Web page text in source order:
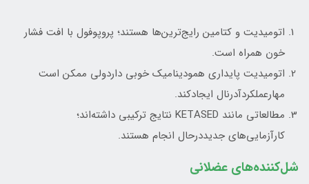
اتومیدیت و کتامین رایج‌ترین‌ها هستند؛ پروپوفول با افت فشار
خون همراه است.
اتومیدیت پایداری همودینامیک خوبی داردولی ممکن است
مهارعملکردآدرنال ایجادکند.
مطالعاتی مانند KETASED نتایج ترکیبی داشته‌اند؛
کارآزمایی‌های جدیددرحال انجام هستند.
شل‌کننده‌های عضلانی